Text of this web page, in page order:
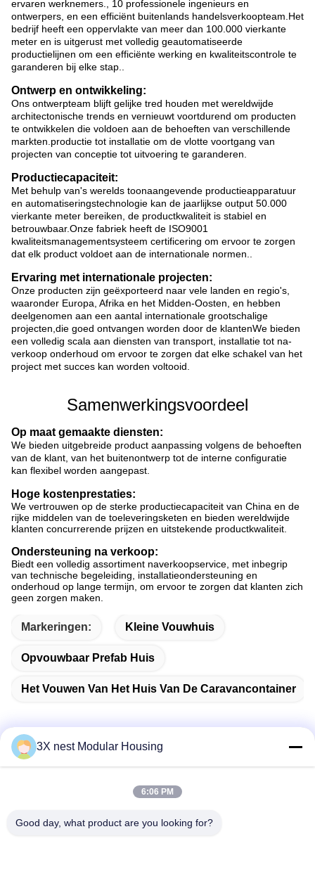
ervaren werknemers., 10 professionele ingenieurs en
ontwerpers, en een efficiënt buitenlands handelsverkoopteam.Het
bedrijf heeft een oppervlakte van meer dan 100.000 vierkante
meter en is uitgerust met volledig geautomatiseerde
productielijnen om een efficiënte werking en kwaliteitscontrole te
garanderen bij elke stap..
Ontwerp en ontwikkeling:
Ons ontwerpteam blijft gelijke tred houden met wereldwijde
architectonische trends en vernieuwt voortdurend om producten
te ontwikkelen die voldoen aan de behoeften van verschillende
markten.productie tot installatie om de vlotte voortgang van
projecten van conceptie tot uitvoering te garanderen.
Productiecapaciteit:
Met behulp van's werelds toonaangevende productieapparatuur
en automatiseringstechnologie kan de jaarlijkse output 50.000
vierkante meter bereiken, de productkwaliteit is stabiel en
betrouwbaar.Onze fabriek heeft de ISO9001
kwaliteitsmanagementsysteem certificering om ervoor te zorgen
dat elk product voldoet aan de internationale normen..
Ervaring met internationale projecten:
Onze producten zijn geëxporteerd naar vele landen en regio's,
waaronder Europa, Afrika en het Midden-Oosten, en hebben
deelgenomen aan een aantal internationale grootschalige
projecten,die goed ontvangen worden door de klantenWe bieden
een volledig scala aan diensten van transport, installatie tot na-
verkoop onderhoud om ervoor te zorgen dat elke schakel van het
project met succes kan worden voltooid.
Samenwerkingsvoordeel
Op maat gemaakte diensten:
We bieden uitgebreide product aanpassing volgens de behoeften
van de klant, van het buitenontwerp tot de interne configuratie
kan flexibel worden aangepast.
Hoge kostenprestaties:
We vertrouwen op de sterke productiecapaciteit van China en de
rijke middelen van de toeleveringsketen en bieden wereldwijde
klanten concurrerende prijzen en uitstekende productkwaliteit.
Ondersteuning na verkoop:
Biedt een volledig assortiment naverkoopservice, met inbegrip
van technische begeleiding, installatieondersteuning en
onderhoud op lange termijn, om ervoor te zorgen dat klanten zich
geen zorgen maken.
Markeringen: Kleine Vouwhuis
Opvouwbaar Prefab Huis
Het Vouwen Van Het Huis Van De Caravancontainer
Shunda Road, Fucheng County, Hengshui City, Hebei
3X nest Modular Housing
6:06 PM
Good day, what product are you looking for?